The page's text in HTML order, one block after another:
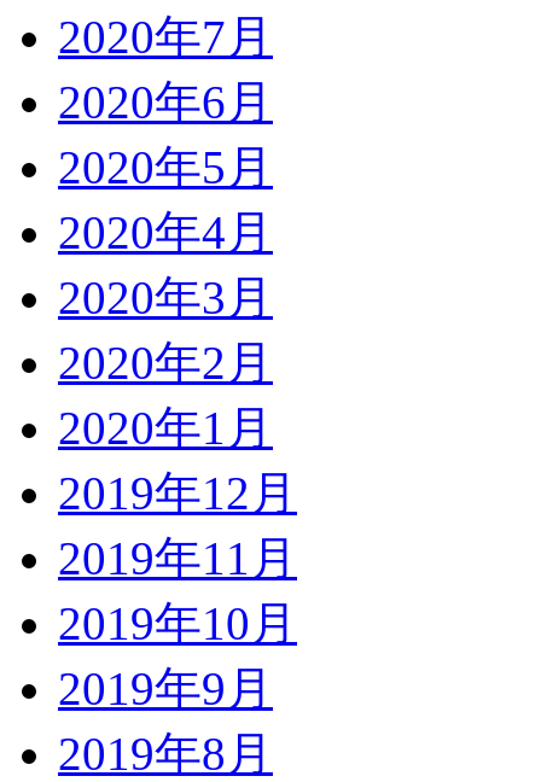
2020年7月
2020年6月
2020年5月
2020年4月
2020年3月
2020年2月
2020年1月
2019年12月
2019年11月
2019年10月
2019年9月
2019年8月